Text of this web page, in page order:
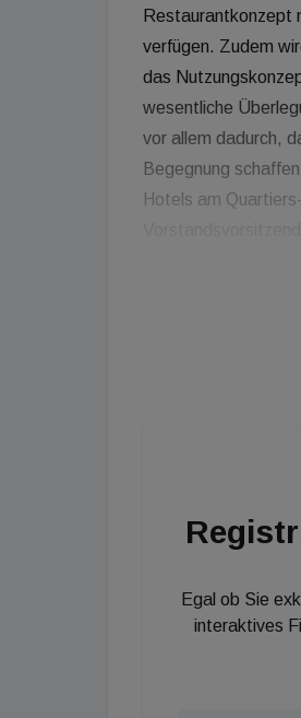
Restaurantkonzept
verfügen. Zudem
das
wesentliche
vor allem dadurch,
Begegnung
Hotels am
Quartier vollends
CH für die
Red und wir sind
nach Innsbruck
Group und der
Egal ob Sie
interaktives